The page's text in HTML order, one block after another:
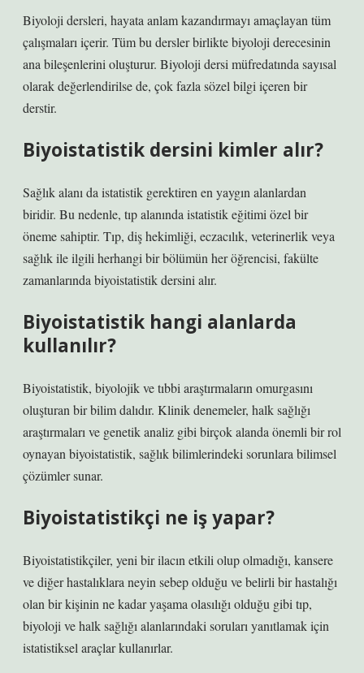
Biyoloji dersleri, hayata anlam kazandırmayı amaçlayan tüm
çalışmaları içerir. Tüm bu dersler birlikte biyoloji derecesinin
ana bileşenlerini oluşturur. Biyoloji dersi müfredatında sayısal
olarak değerlendirilse de, çok fazla sözel bilgi içeren bir
derstir.
Biyoistatistik dersini kimler alır?
Sağlık alanı da istatistik gerektiren en yaygın alanlardan
biridir. Bu nedenle, tıp alanında istatistik eğitimi özel bir
öneme sahiptir. Tıp, diş hekimliği, eczacılık, veterinerlik veya
sağlık ile ilgili herhangi bir bölümün her öğrencisi, fakülte
zamanlarında biyoistatistik dersini alır.
Biyoistatistik hangi alanlarda
kullanılır?
Biyoistatistik, biyolojik ve tıbbi araştırmaların omurgasını
oluşturan bir bilim dalıdır. Klinik denemeler, halk sağlığı
araştırmaları ve genetik analiz gibi birçok alanda önemli bir rol
oynayan biyoistatistik, sağlık bilimlerindeki sorunlara bilimsel
çözümler sunar.
Biyoistatistikçi ne iş yapar?
Biyoistatistikçiler, yeni bir ilacın etkili olup olmadığı, kansere
ve diğer hastalıklara neyin sebep olduğu ve belirli bir hastalığı
olan bir kişinin ne kadar yaşama olasılığı olduğu gibi tıp,
biyoloji ve halk sağlığı alanlarındaki soruları yanıtlamak için
istatistiksel araçlar kullanırlar.